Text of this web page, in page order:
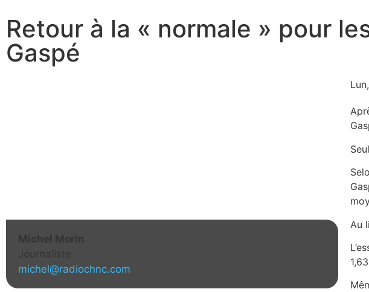
Retour à la « normale » pour
Gaspé
Michel Morin
Journaliste
michel@radiochnc.com
Au